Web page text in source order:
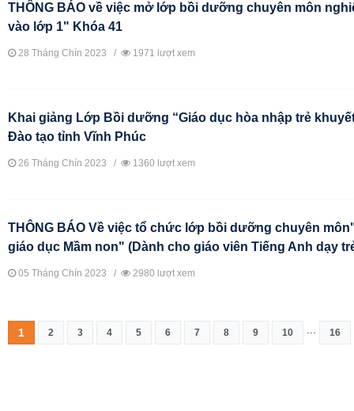
THÔNG BÁO về việc mở lớp bồi dưỡng chuyên môn
vào lớp 1" Khóa 41
28 Tháng Chín 2023 / 1971 lượt xem
Khai giảng Lớp Bồi dưỡng “Giáo dục hòa nhập trẻ
Đào tạo tỉnh Vĩnh Phúc
26 Tháng Chín 2023 / 1360 lượt xem
THÔNG BÁO Về việc tổ chức lớp bồi dưỡng chuyên
giáo dục Mầm non" (Dành cho giáo viên Tiếng Anh dạy
05 Tháng Chín 2023 / 2980 lượt xem
1 2 3 4 5 6 7 8 9 10 16